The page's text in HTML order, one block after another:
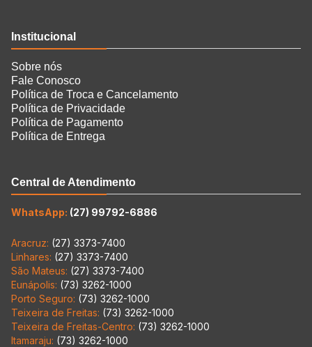
Institucional
Sobre nós
Fale Conosco
Política de Troca e Cancelamento
Política de Privacidade
Política de Pagamento
Política de Entrega
Central de Atendimento
WhatsApp: (27) 99792-6886
Aracruz: (27) 3373-7400
Linhares: (27) 3373-7400
São Mateus: (27) 3373-7400
Eunápolis: (73) 3262-1000
Porto Seguro: (73) 3262-1000
Teixeira de Freitas: (73) 3262-1000
Teixeira de Freitas-Centro: (73) 3262-1000
Itamaraju: (73) 3262-1000